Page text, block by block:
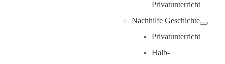
Privatunterricht
Nachhilfe Geschichte
Privatunterricht
Halb-